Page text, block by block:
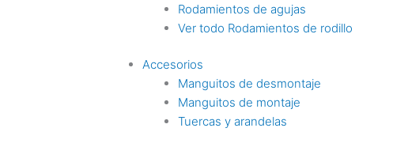
Rodamientos de agujas
Ver todo Rodamientos de rodillo
Accesorios
Manguitos de desmontaje
Manguitos de montaje
Tuercas y arandelas